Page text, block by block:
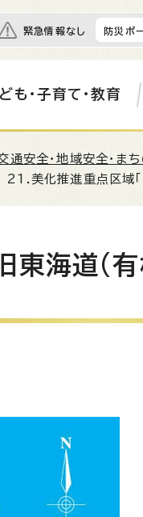
緊急情報なし 防災ポ
も・子育て・教育
通安全・地域安全・ま
21.美化推進重点区域
東海道(有